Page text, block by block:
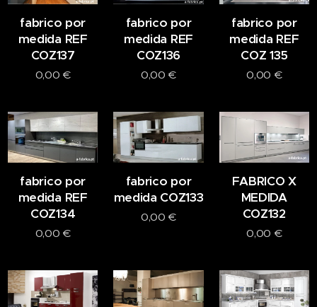
fabrico por
medida REF
COZ137
0,00 €
fabrico por
medida REF
COZ136
0,00 €
fabrico por
medida REF
COZ 135
0,00 €
fabrico por
medida REF
COZ134
0,00 €
fabrico por
medida COZ133
0,00 €
FABRICO X
MEDIDA
COZ132
0,00 €